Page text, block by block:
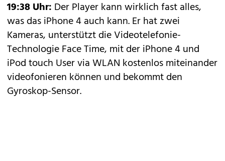
19:38 Uhr: Der Player kann wirklich fast alles,
was das iPhone 4 auch kann. Er hat zwei
Kameras, unterstützt die Videotelefonie-
Technologie Face Time, mit der iPhone 4 und
iPod touch User via WLAN kostenlos miteinander
videofonieren können und bekommt den
Gyroskop-Sensor.